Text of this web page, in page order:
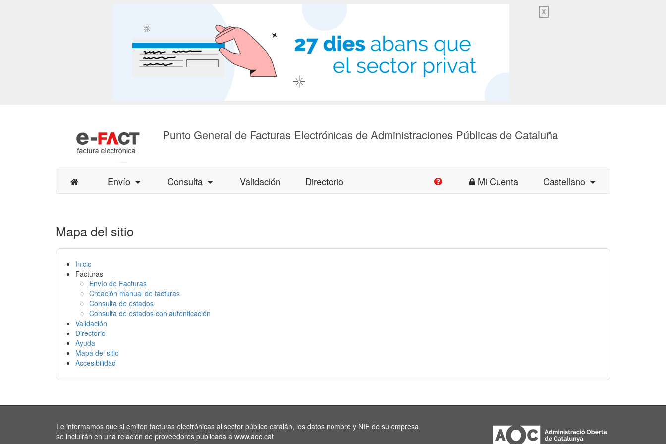
X
Punto General de Facturas Electrónicas de Administraciones Públicas de Cataluña
Envío Consulta Validación Directorio Mi Cuenta Castellano
Mapa del sitio
Inicio
Facturas
Envío de Facturas
Creación manual de facturas
Consulta de estados
Consulta de estados con autenticación
Validación
Directorio
Ayuda
Mapa del sitio
Accesibilidad
Le informamos que si emiten facturas electrónicas al sector público catalán, los datos nombre y NIF de su empresa
se incluirán en una relación de proveedores publicada a www.aoc.cat